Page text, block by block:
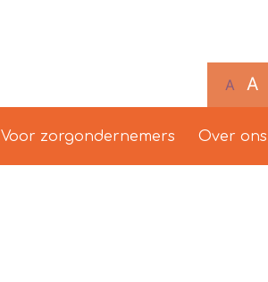
A A
Voor zorgondernemers Over ons